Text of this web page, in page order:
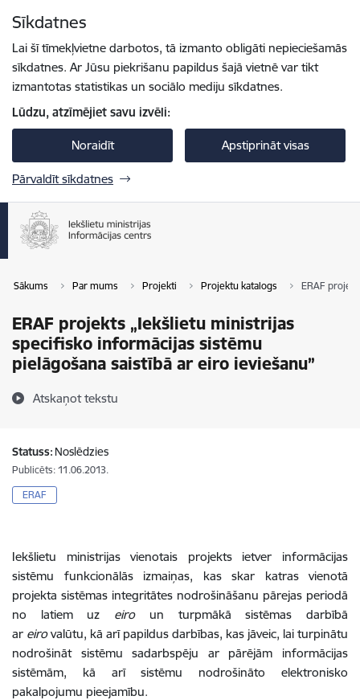
Sīkdatnes
Lai šī tīmekļvietne darbotos, tā izmanto obligāti nepieciešamās
sīkdatnes. Ar Jūsu piekrišanu papildus šajā vietnē var tikt
izmantotas statistikas un sociālo mediju sīkdatnes.
Lūdzu, atzīmējiet savu izvēli:
Noraidīt Apstiprināt visas
Pārvaldīt sīkdatnes
Sākums Par mums Projekti Projektu katalogs ERAF
ERAF projekts „Iekšlietu ministrijas
specifisko informācijas sistēmu
pielāgošana saistībā ar eiro ieviešanu”
Atskaņot tekstu
Statuss: Noslēdzies
Publicēts: 11.06.2013.
ERAF
Iekšlietu ministrijas vienotais projekts ietver informācijas
sistēmu funkcionālās izmaiņas, kas skar katras vienotā
projekta sistēmas integritātes nodrošināšanu pārejas periodā
no latiem uz eiro un turpmākā sistēmas darbībā
ar eirovalūtu, kā arī papildus darbības, kas jāveic, lai turpinātu
nodrošināt sistēmu sadarbspēju ar pārējām informācijas
sistēmām, kā arī sistēmu nodrošināto elektronisko
pakalpojumu pieejamību.